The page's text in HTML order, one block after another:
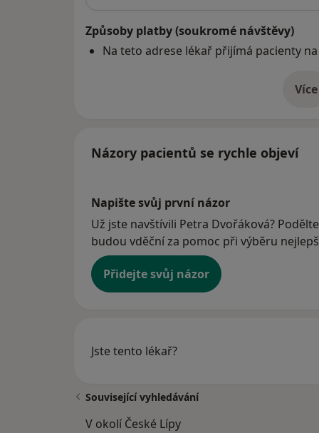
Způsoby platby (soukromé návštěvy)
Na teto adrese lékař přijímá pacienty
Více
o
Názory pacientů se rychle objeví
Napište svůj první názor
Už jste navštívili Petra Dvořáková?
budou vděční za pomoc při výběru
Přidejte svůj názor
Jste tento lékař?
Související vyhledávání
V okolí České Lípy